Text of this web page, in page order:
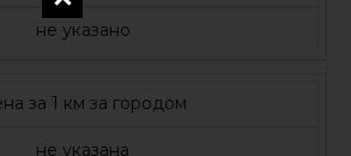
не указано
за 1 км за городом
не указана